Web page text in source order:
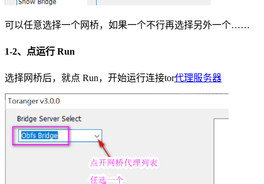
可以任意选择一个网桥，如果一个不行再选择另外一个……
1-2、点运行 Run
选择网桥后，就点 Run，开始运行连接tor代理服务器